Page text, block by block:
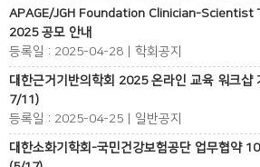
APAGE/JGH Foundation Clinician-Scientist
2025 공모 안내
등록일 : 2025-04-28 | 학회공지
대한근거기반의학회 2025 온라인 교육 워크
7/11)
등록일 : 2025-04-25 | 일반공지
대한소화기학회-국민건강보험공단 업무협약